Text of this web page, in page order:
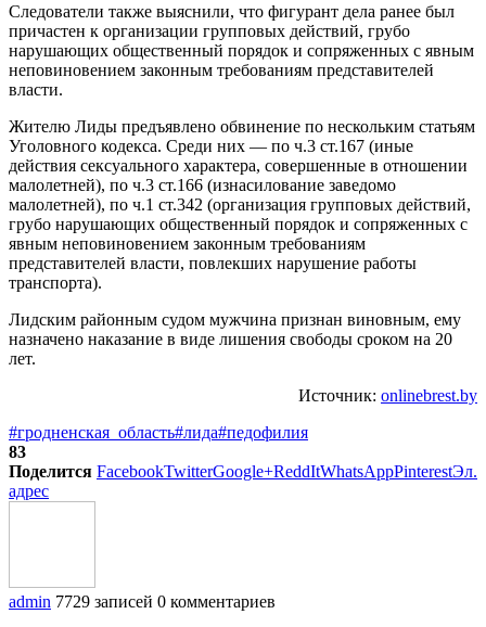
Следователи также выяснили, что фигурант дела ранее был
причастен к организации групповых действий, грубо
нарушающих общественный порядок и сопряженных с явным
неповиновением законным требованиям представителей
власти.
Жителю Лиды предъявлено обвинение по нескольким статьям
Уголовного кодекса. Среди них — по ч.3 ст.167 (иные
действия сексуального характера, совершенные в отношении
малолетней), по ч.3 ст.166 (изнасилование заведомо
малолетней), по ч.1 ст.342 (организация групповых действий,
грубо нарушающих общественный порядок и сопряженных с
явным неповиновением законным требованиям
представителей власти, повлекших нарушение работы
транспорта).
Лидским районным судом мужчина признан виновным, ему
назначено наказание в виде лишения свободы сроком на 20
лет.
Источник: onlinebrest.by
#гродненская_область#лида#педофилия
83
Поделится FacebookTwitterGoogle+ReddItWhatsAppPinterestЭл.
адрес
admin 7729 записей 0 комментариев